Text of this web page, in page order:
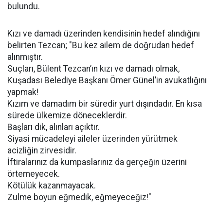
bulundu.
Kızı ve damadı üzerinden kendisinin hedef alındığını
belirten Tezcan; "Bu kez ailem de doğrudan hedef
alınmıştır.
Suçları, Bülent Tezcan’ın kızı ve damadı olmak,
Kuşadası Belediye Başkanı Ömer Günel’in avukatlığını
yapmak!
Kızım ve damadım bir süredir yurt dışındadır. En kısa
sürede ülkemize döneceklerdir.
Başları dik, alınları açıktır.
Siyasi mücadeleyi aileler üzerinden yürütmek
acizliğin zirvesidir.
İftiralarınız da kumpaslarınız da gerçeğin üzerini
örtemeyecek.
Kötülük kazanmayacak.
Zulme boyun eğmedik, eğmeyeceğiz!"